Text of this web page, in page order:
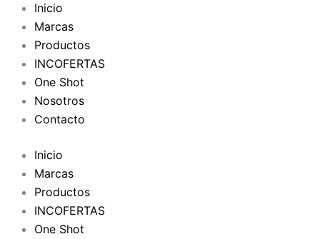
Inicio
Marcas
Productos
INCOFERTAS
One Shot
Nosotros
Contacto
Inicio
Marcas
Productos
INCOFERTAS
One Shot